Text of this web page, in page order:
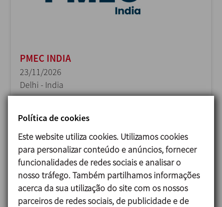
PMEC INDIA
23/11/2026
Delhi - India
Política de cookies
Este website utiliza cookies. Utilizamos cookies
para personalizar conteúdo e anúncios, fornecer
funcionalidades de redes sociais e analisar o
nosso tráfego. Também partilhamos informações
acerca da sua utilização do site com os nossos
parceiros de redes sociais, de publicidade e de